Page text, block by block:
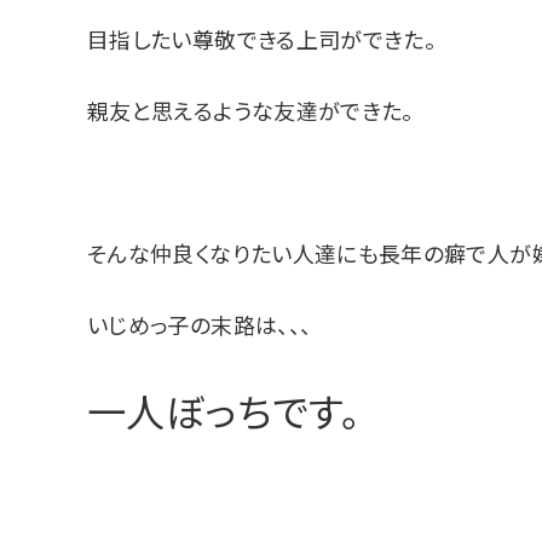
目指したい尊敬できる上司ができた。
親友と思えるような友達ができた。
そんな仲良くなりたい人達にも長年の癖で人が
いじめっ子の末路は、、、
一人ぼっちです。